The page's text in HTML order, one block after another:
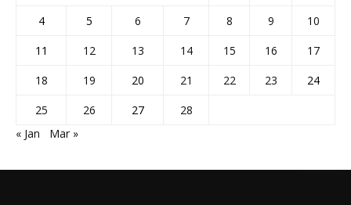
4
5 6 7 8 9
10
11
12 13 14 15 16
17
18
19 20 21 22 23
24
25
26 27
28
« Jan
Mar »